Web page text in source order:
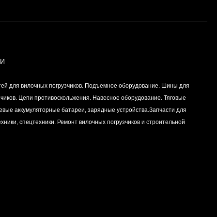
Вкладыш коренной (0,5)
(1шт - 1 половинка) для
двигателей
Цена по
запросу
для вилочных погрузчиков. Подъемное оборудование. Шины для
Цепи противоскольжения. Навесное оборудование. Тяговые
аккумуляторные батареи, зарядные устройства.Запчасти для
спецтехники. Ремонт вилочных погрузчиков и строительной